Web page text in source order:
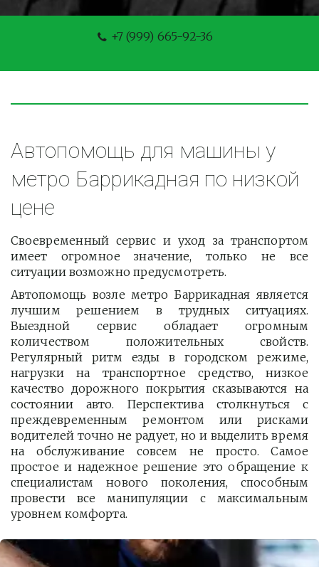
+7 (999) 665-92-36
Автопомощь для машины у
метро Баррикадная по низкой
цене
Своевременный сервис и уход за транспортом
имеет огромное значение, только не все
ситуации возможно предусмотреть.
Автопомощь возле метро Баррикадная является
лучшим решением в трудных ситуациях.
Выездной сервис обладает огромным
количеством положительных свойств.
Регулярный ритм езды в городском режиме,
нагрузки на транспортное средство, низкое
качество дорожного покрытия сказываются на
состоянии авто. Перспектива столкнуться с
преждевременным ремонтом или рисками
водителей точно не радует, но и выделить время
на обслуживание совсем не просто. Самое
простое и надежное решение это обращение к
специалистам нового поколения, способным
провести все манипуляции с максимальным
уровнем комфорта.